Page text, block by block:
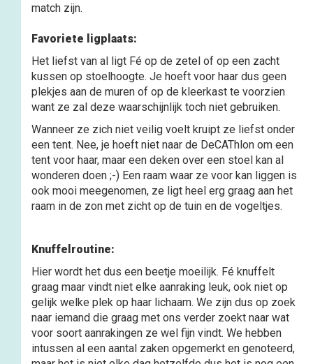
match zijn.
Favoriete ligplaats:
Het liefst van al ligt Fé op de zetel of op een zacht
kussen op stoelhoogte. Je hoeft voor haar dus geen
plekjes aan de muren of op de kleerkast te voorzien
want ze zal deze waarschijnlijk toch niet gebruiken.
Wanneer ze zich niet veilig voelt kruipt ze liefst onder
een tent. Nee, je hoeft niet naar de DeCAThlon om een
tent voor haar, maar een deken over een stoel kan al
wonderen doen ;-) Een raam waar ze voor kan liggen is
ook mooi meegenomen, ze ligt heel erg graag aan het
raam in de zon met zicht op de tuin en de vogeltjes.
Knuffelroutine:
Hier wordt het dus een beetje moeilijk. Fé knuffelt
graag maar vindt niet elke aanraking leuk, ook niet op
gelijk welke plek op haar lichaam. We zijn dus op zoek
naar iemand die graag met ons verder zoekt naar wat
voor soort aanrakingen ze wel fijn vindt. We hebben
intussen al een aantal zaken opgemerkt en genoteerd,